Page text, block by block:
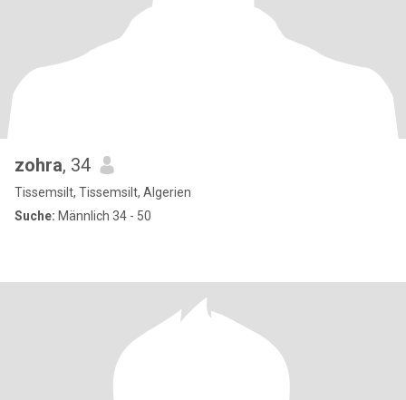
zohra, 34
Tissemsilt, Tissemsilt, Algerien
Suche: Männlich 34 - 50